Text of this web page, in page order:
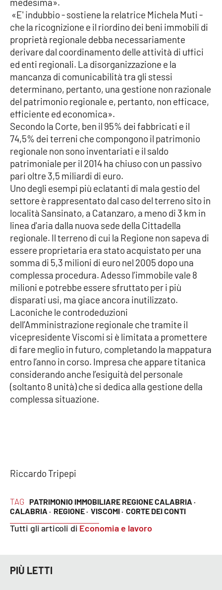
SPECIALI
Buona Sanità Calabria
LA
CALABRIAVISIONE
Destinazioni
Eventi
Food
Storie
LAC
NETWORK
Lacplay.it
Lactv.it
Laconair.it
Lacitymag.it
Lacapitalenews.it
Ilreggino.it
Cosenzachannel.it
Ilvibonese.it
Apple
TAG PATRIMONIO IMMOBILIARE REGIONE CALABRIA ·
CALABRIA · REGIONE · VISCOMI · CORTE DEI CONTI
Tutti gli articoli di Economia e lavoro
«E' indubbio - sostiene la relatrice Michela Muti -
che la ricognizione e il riordino dei beni immobili di
proprietà regionale debba necessariamente
derivare dal coordinamento delle attività di uffici
ed enti regionali. La disorganizzazione e la
mancanza di comunicabilità tra gli stessi
determinano, pertanto, una gestione non razionale
del patrimonio regionale e, pertanto, non efficace,
efficiente ed economica».
Secondo la Corte, ben il 95% dei fabbricati e il
74,5% dei terreni che compongono il patrimonio
regionale non sono inventariati e il saldo
patrimoniale per il 2014 ha chiuso con un passivo
pari oltre 3,5 miliardi di euro.
Uno degli esempi più eclatanti di mala gestio del
settore è rappresentato dal caso del terreno sito in
località Sansinato, a Catanzaro, a meno di 3 km in
linea d'aria dalla nuova sede della Cittadella
regionale. Il terreno di cui la Regione non sapeva di
essere proprietaria era stato acquistato per una
somma di 5,3 milioni di euro nel 2005 dopo una
complessa procedura. Adesso l’immobile vale 8
milioni e potrebbe essere sfruttato per i più
disparati usi, ma giace ancora inutilizzato.
Laconiche le controdeduzioni
dell’Amministrazione regionale che tramite il
vicepresidente Viscomi si è limitata a promettere
di fare meglio in futuro, completando la mappatura
entro l’anno in corso. Impresa che appare titanica
considerando anche l’esiguità del personale
(soltanto 8 unità) che si dedica alla gestione della
complessa situazione.
Riccardo Tripepi
PIÙ LETTI